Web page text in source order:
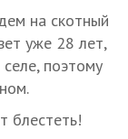
на скотный
уже 28 лет,
поэтому
блестеть!